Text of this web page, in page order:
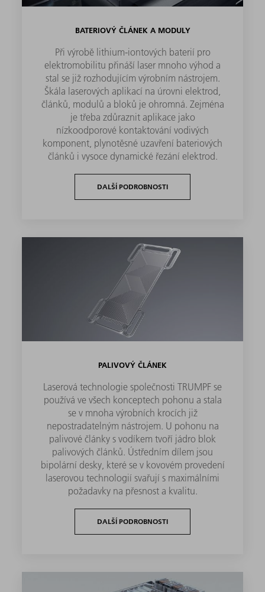
BATERIOVÝ ČLÁNEK A MODULY
Při výrobě lithium-iontových baterií pro
elektromobilitu přináší laser mnoho výhod a
stal se již rozhodujícím výrobním nástrojem.
Škála laserových aplikací na úrovni elektrod,
článků, modulů a bloků je ohromná. Zejména
je třeba zdůraznit aplikace jako
nízkoodporové kontaktování vodivých
komponent, plynotěsné uzavření bateriových
článků i vysoce dynamické řezání elektrod.
DALŠÍ PODROBNOSTI
PALIVOVÝ ČLÁNEK
Laserová technologie společnosti TRUMPF se
používá ve všech konceptech pohonu a stala
se v mnoha výrobních krocích již
nepostradatelným nástrojem. U pohonu na
palivové články s vodíkem tvoří jádro blok
palivových článků. Ústředním dílem jsou
bipolární desky, které se v kovovém provedení
laserovou technologií svařují s maximálními
požadavky na přesnost a kvalitu.
DALŠÍ PODROBNOSTI